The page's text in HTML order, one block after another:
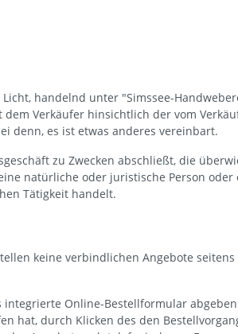
handelnd unter "Simssee-
Verkäufer hinsichtlich der vom
denn, es ist etwas anderes vereinbart.
zu Zwecken abschließt, die
natürliche oder juristische Person
Tätigkeit handelt.
keine verbindlichen Angebote
Online-Bestellformular
hat, durch Klicken des den